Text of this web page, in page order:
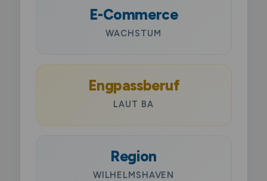
E-Commerce
WACHSTUM
Engpassberuf
LAUT BA
Region
WILHELMSHAVEN